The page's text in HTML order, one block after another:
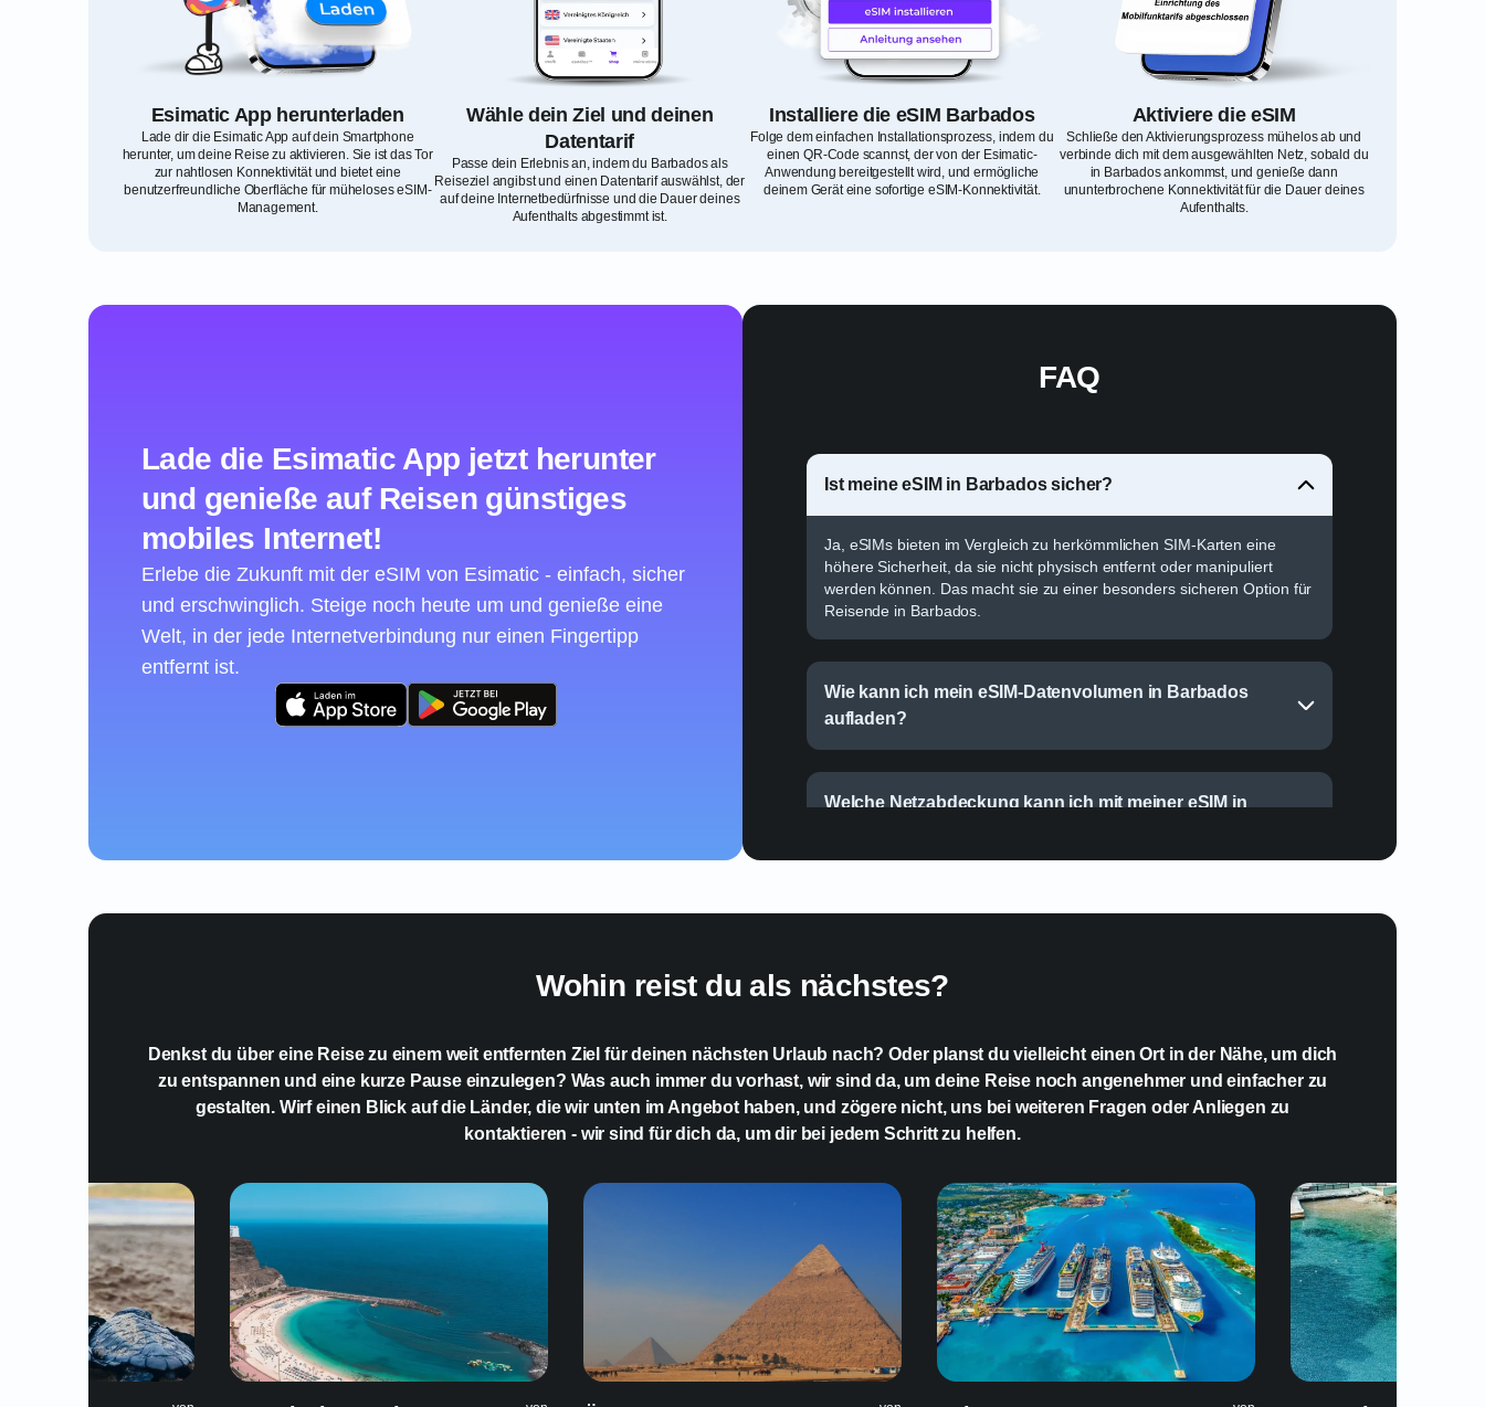
Esimatic App herunterladen
Lade dir die Esimatic App auf dein Smartphone
herunter, um deine Reise zu aktivieren. Sie ist das Tor
zur nahtlosen Konnektivität und bietet eine
benutzerfreundliche Oberfläche für müheloses eSIM-
Management.
Wähle dein Ziel und deinen
Datentarif
Passe dein Erlebnis an, indem du Barbados als
Reiseziel angibst und einen Datentarif auswählst, der
auf deine Internetbedürfnisse und die Dauer deines
Aufenthalts abgestimmt ist.
Installiere die eSIM Barbados
Folge dem einfachen Installationsprozess, indem du
einen QR-Code scannst, der von der Esimatic-
Anwendung bereitgestellt wird, und ermögliche
deinem Gerät eine sofortige eSIM-Konnektivität.
Aktiviere die eSIM
Schließe den Aktivierungsprozess mühelos ab und
verbinde dich mit dem ausgewählten Netz, sobald du
in Barbados ankommst, und genieße dann
ununterbrochene Konnektivität für die Dauer deines
Aufenthalts.
Lade die Esimatic App jetzt herunter
und genieße auf Reisen günstiges
mobiles Internet!
Erlebe die Zukunft mit der eSIM von Esimatic - einfach, sicher
und erschwinglich. Steige noch heute um und genieße eine
Welt, in der jede Internetverbindung nur einen Fingertipp
entfernt ist.
FAQ
Ist meine eSIM in Barbados sicher?
Ja, eSIMs bieten im Vergleich zu herkömmlichen SIM-Karten eine
höhere Sicherheit, da sie nicht physisch entfernt oder manipuliert
werden können. Das macht sie zu einer besonders sicheren Option für
Reisende in Barbados.
Wie kann ich mein eSIM-Datenvolumen in Barbados
aufladen?
Welche Netzabdeckung kann ich mit meiner eSIM in
Kann ich eine eSIM für Kurzreisen nach Barbados nutzen?
Wohin reist du als nächstes?
Denkst du über eine Reise zu einem weit entfernten Ziel für deinen nächsten Urlaub nach? Oder planst du vielleicht einen Ort in der Nähe, um dich
zu entspannen und eine kurze Pause einzulegen? Was auch immer du vorhast, wir sind da, um deine Reise noch angenehmer und einfacher zu
gestalten. Wirf einen Blick auf die Länder, die wir unten im Angebot haben, und zögere nicht, uns bei weiteren Fragen oder Anliegen zu
kontaktieren - wir sind für dich da, um dir bei jedem Schritt zu helfen.